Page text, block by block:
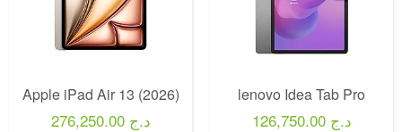
Apple iPad Air 13 (2026)
276,250.00 د.ج
lenovo Idea Tab Pro
126,750.00 د.ج